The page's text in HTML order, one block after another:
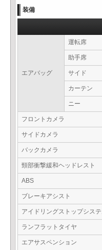
装備
エアバッグ
運転席
助手席
サイド
カーテン
ニー
フロントカメラ
サイドカメラ
バックカメラ
頸部衝撃緩和ヘッドレスト
ABS
ブレーキアシスト
アイドリングストップシス
ランフラットタイヤ
エアサスペンション